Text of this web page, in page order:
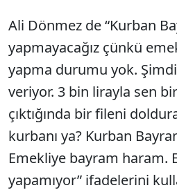
Ali Dönmez de “Kurban
yapmayacağız çünkü
yapma durumu yok.
veriyor. 3 bin lirayla sen
çıktığında bir fileni
kurbanı ya? Kurban
Emekliye bayram haram.
yapamıyor” ifadelerini